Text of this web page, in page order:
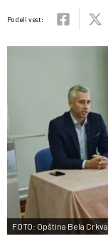
Podeli vest:
FOTO: Opština Bela Crkva